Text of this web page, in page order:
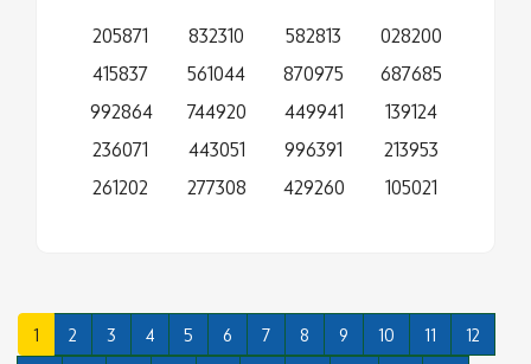
205871
415837
992864
236071
261202
832310
561044
744920
443051
277308
582813
870975
449941
996391
429260
028200
687685
139124
213953
105021
1 2 3 4 5 6 7 8 9 10 11
12